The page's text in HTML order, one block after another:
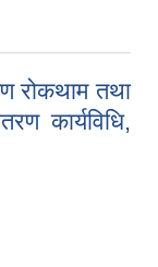
रोकथाम तथा
कार्यविधि,